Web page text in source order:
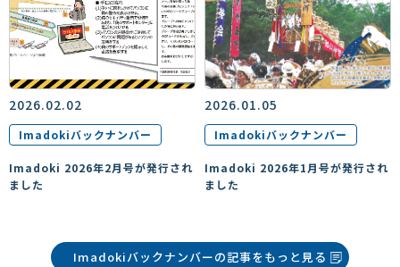
2026.02.02
Imadokiバックナンバー
Imadoki 2026年2月号が発行され
ました
2026.01.05
Imadokiバックナンバー
Imadoki 2026年1月号が発行され
ました
Imadokiバックナンバーの記事をもっと見る